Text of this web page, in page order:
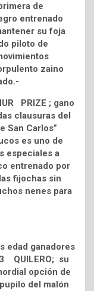
de
entrenado
su foja
piloto de
zaino
PRIZE ; gano
clausuras del
San Carlos”
es uno de
especiales a
entrenado por
fijochas sin
nenes para
edad ganadores
QUILERO; su
opción de
del malón